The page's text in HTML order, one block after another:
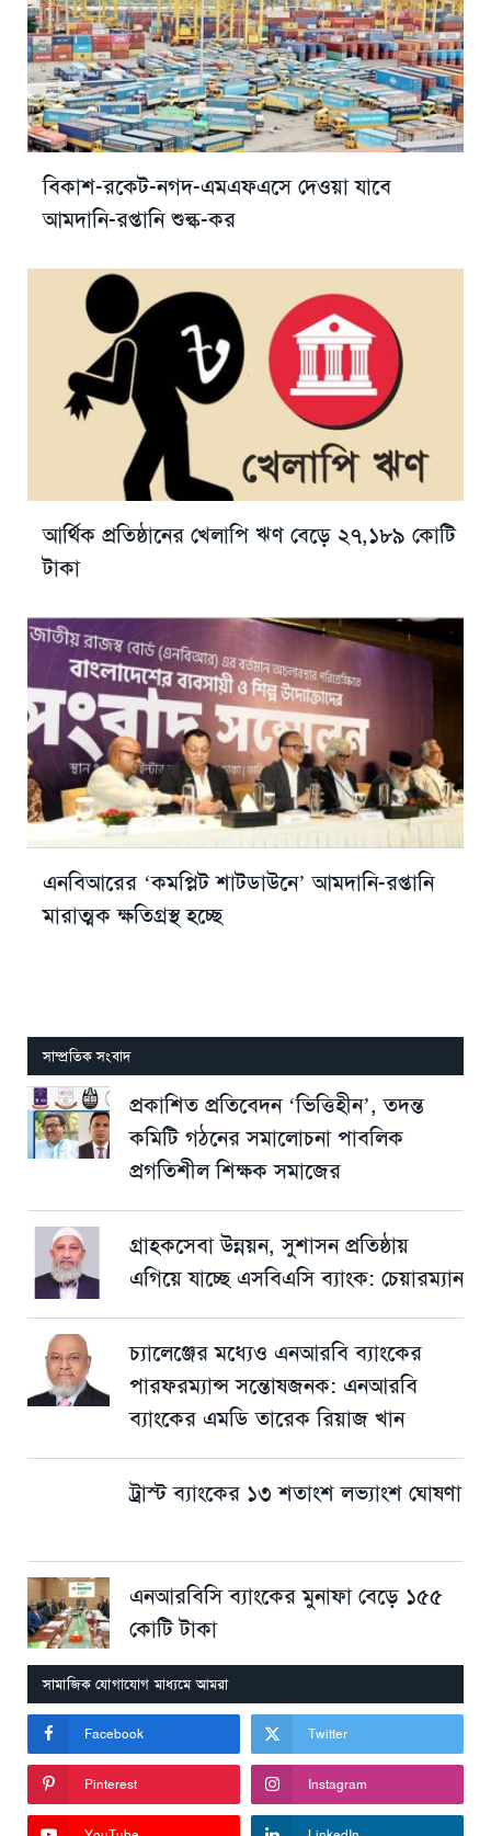
বিকাশ-রকেট-নগদ-এমএফএসে দেওয়া যাবে
আমদানি-রপ্তানি শুল্ক-কর
আর্থিক প্রতিষ্ঠানের খেলাপি ঋণ বেড়ে ২৭,১৮৯ কোটি
টাকা
এনবিআরের ‘কমপ্লিট শাটডাউনে’ আমদানি-রপ্তানি
মারাত্মক ক্ষতিগ্রস্থ হচ্ছে
সাম্প্রতিক সংবাদ
প্রকাশিত প্রতিবেদন ‘ভিত্তিহীন’, তদন্ত
কমিটি গঠনের সমালোচনা পাবলিক
প্রগতিশীল শিক্ষক সমাজের
গ্রাহকসেবা উন্নয়ন, সুশাসন প্রতিষ্ঠায়
এগিয়ে যাচ্ছে এসবিএসি ব্যাংক: চেয়ারম্যান
চ্যালেঞ্জের মধ্যেও এনআরবি ব্যাংকের
পারফরম্যান্স সন্তোষজনক: এনআরবি
ব্যাংকের এমডি তারেক রিয়াজ খান
ট্রাস্ট ব্যাংকের ১৩ শতাংশ লভ্যাংশ ঘোষণা
এনআরবিসি ব্যাংকের মুনাফা বেড়ে ১৫৫
কোটি টাকা
সামাজিক যোগাযোগ মাধ্যমে আমরা
Facebook Twitter
Pinterest Instagram